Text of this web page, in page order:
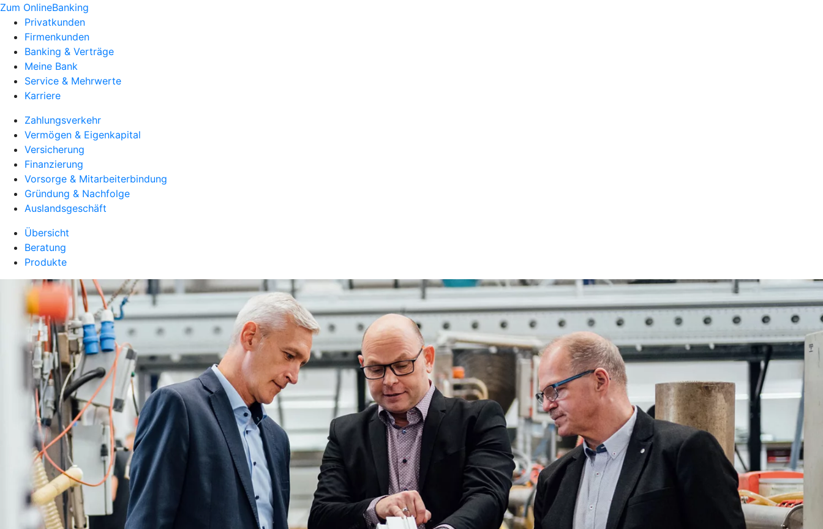
Zum OnlineBanking
Privatkunden
Firmenkunden
Banking & Verträge
Meine Bank
Service & Mehrwerte
Karriere
Zahlungsverkehr
Vermögen & Eigenkapital
Versicherung
Finanzierung
Vorsorge & Mitarbeiterbindung
Gründung & Nachfolge
Auslandsgeschäft
Übersicht
Beratung
Produkte